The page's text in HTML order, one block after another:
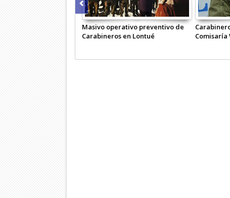
Masivo operativo preventivo de
Carabineros en Lontué
Comisaría